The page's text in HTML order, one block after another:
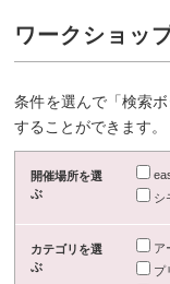
ワークショッ
条件を選んで「検索
することができます。
開催場所を選
ぶ
シ
カテゴリを選
ぶ
ア
プ